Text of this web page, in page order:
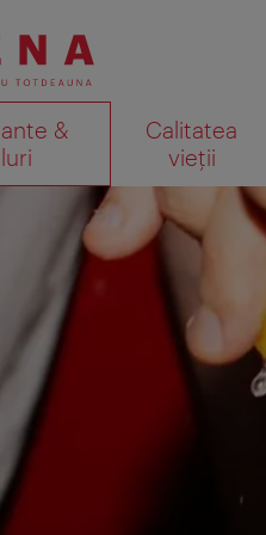
&
Calitatea
vieții
rezultate căutare
După încheierea